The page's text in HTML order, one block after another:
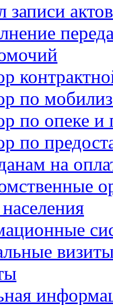
записи
по
по опеке и
по
на